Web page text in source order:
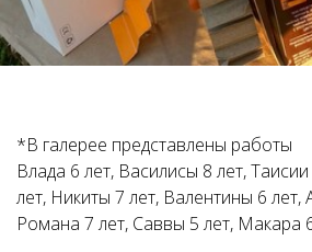
*В галерее представлены работы
Влада 6 лет, Василисы 8 лет,
лет, Никиты 7 лет, Валентины 6 лет,
Романа 7 лет, Саввы 5 лет, Макара